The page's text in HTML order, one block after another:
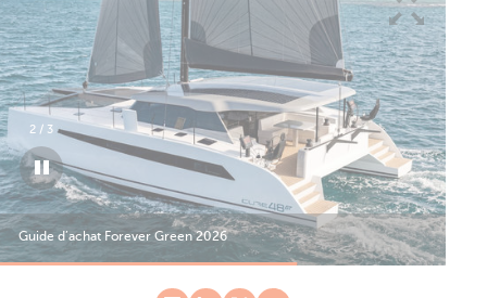
Guide d’achat Forever Green 2026
2 / 3